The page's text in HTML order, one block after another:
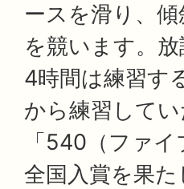
ースを滑り、
を競います。
4時間は練習す
から練習して
「540（ファ
全国入賞を果